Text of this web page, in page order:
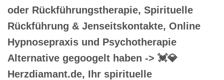
oder Rückführungstherapie, Spirituelle
Rückführung & Jenseitskontakte, Online
Hypnosepraxis und Psychotherapie
Alternative gegoogelt haben -> 💓️💎
Herzdiamant.de, Ihr spirituelle